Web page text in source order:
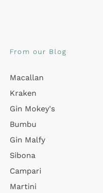
From our Blog
Macallan
Kraken
Gin Mokey's
Bumbu
Gin Malfy
Sibona
Campari
Martini